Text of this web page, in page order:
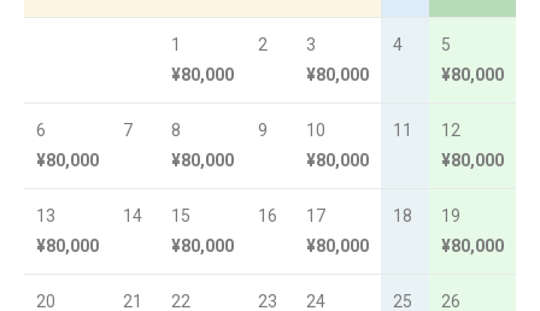
1
¥80,000
2
3
¥80,000
4
5
¥80,000
6
¥80,000
7
8
¥80,000
9
10
¥80,000
11
12
¥80,000
13
¥80,000
14
15
¥80,000
16
17
¥80,000
18
19
¥80,000
20
21
22
23
24
25
26